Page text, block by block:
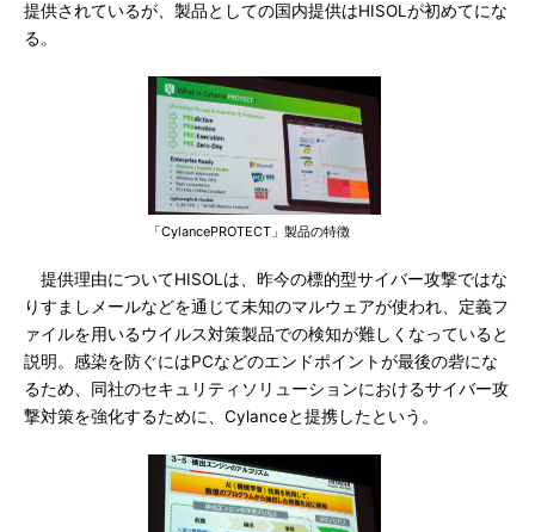
提供されているが、製品としての国内提供はHISOLが初めてにな
る。
「CylancePROTECT」製品の特徴
提供理由についてHISOLは、昨今の標的型サイバー攻撃ではな
りすましメールなどを通じて未知のマルウェアが使われ、定義フ
ァイルを用いるウイルス対策製品での検知が難しくなっていると
説明。感染を防ぐにはPCなどのエンドポイントが最後の砦にな
るため、同社のセキュリティソリューションにおけるサイバー攻
撃対策を強化するために、Cylanceと提携したという。